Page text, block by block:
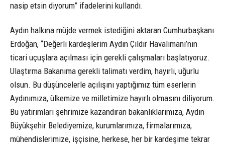
nasip etsin diyorum” ifadelerini kullandı.
Aydın halkına müjde vermek istediğini aktaran Cumhurbaşkanı
Erdoğan, “Değerli kardeşlerim Aydın Çıldır Havalimanı’nın
ticari uçuşlara açılması için gerekli çalışmaları başlatıyoruz.
Ulaştırma Bakanıma gerekli talimatı verdim, hayırlı, uğurlu
olsun. Bu düşüncelerle açılışını yaptığımız tüm eserlerin
Aydınımıza, ülkemize ve milletimize hayırlı olmasını diliyorum.
Bu yatırımları şehrimize kazandıran bakanlıklarımıza, Aydın
Büyükşehir Belediyemize, kurumlarımıza, firmalarımıza,
mühendislerimize, işçisine, herkese, her bir kardeşime tekrar